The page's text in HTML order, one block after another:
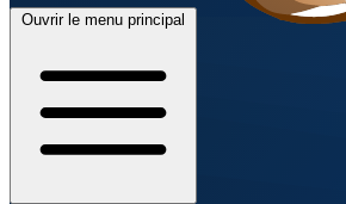
Ouvrir le menu principal